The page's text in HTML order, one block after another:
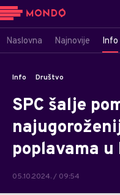
Naslovna Najnovije Info
Info Društvo
SPC šalje
poplavama u
05.10.2024. / 09:54